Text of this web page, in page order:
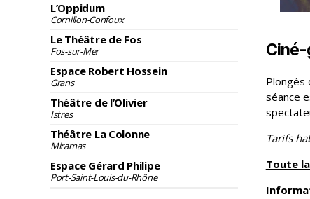
L’Oppidum
Cornillon-Confoux
Le Théâtre de Fos
Fos-sur-Mer
Espace Robert Hossein
Grans
Théâtre de l’Olivier
Istres
Théâtre La Colonne
Miramas
Espace Gérard Philipe
Port-Saint-Louis-du-Rhône
Ciné-
Plongés
séance
Tarifs
Toute